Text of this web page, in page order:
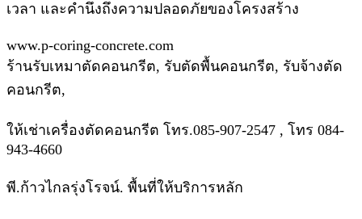
เวลา และคำนึงถึงความปลอดภัยของโครงสร้าง
www.p-coring-concrete.com
ร้านรับเหมาตัดคอนกรีต, รับตัดพื้นคอนกรีต, รับจ้างตัด
คอนกรีต,
ให้เช่าเครื่องตัดคอนกรีต โทร.085-907-2547 , โทร 084-
943-4660
พี.ก้าวไกลรุ่งโรจน์. พื้นที่ให้บริการหลัก